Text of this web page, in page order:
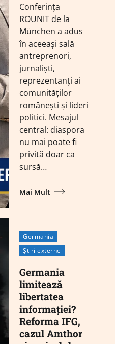
Conferința
ROUNIT de la
München a adus
în aceeași sală
antreprenori,
jurnaliști,
reprezentanți ai
comunităților
românești și lideri
politici. Mesajul
central: diaspora
nu mai poate fi
privită doar ca
sursă…
Mai Mult
Germania
Știri externe
Germania
limitează
libertatea
informației?
Reforma IFG,
cazul Amthor